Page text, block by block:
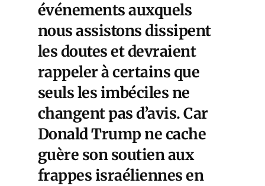
événements auxquels
nous assistons dissipent
les doutes et devraient
rappeler à certains que
seuls les imbéciles ne
changent pas d’avis. Car
Donald Trump ne cache
guère son soutien aux
frappes israéliennes en